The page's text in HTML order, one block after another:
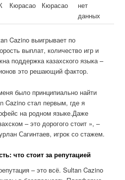
Кюрасао Кюрасао
нет
данных
Cazino выигрывает по
выплат, количество игр и
поддержка казахского языка –
это решающий фактор.
было принципиально найти
Cazino стал первым, где я
на родном языке.Даже
– это дорогого стоит », –
Сагинтаев, игрок со стажем.
что стоит за репутацией
– это всё. Sultan Cazino